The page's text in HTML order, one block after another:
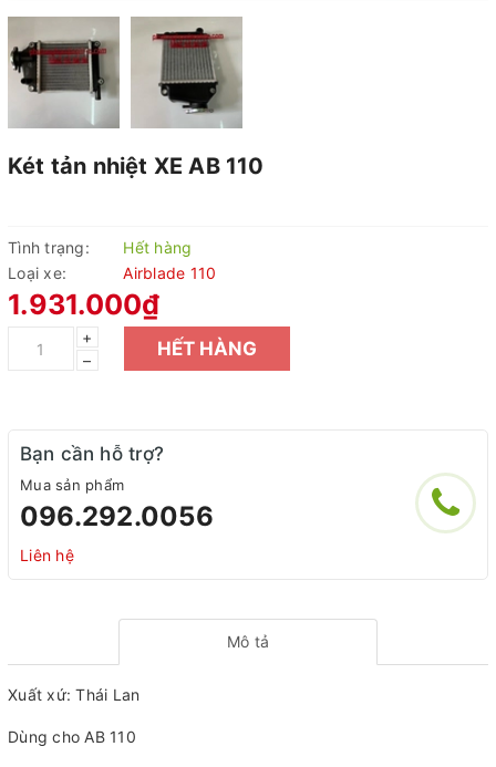
Két tản nhiệt XE AB 110
Tình trạng:
Hết hàng
Loại xe:
Airblade 110
1.931.000₫
+
–
HẾT HÀNG
Bạn cần hỗ trợ?
Mua sản phẩm
096.292.0056
Liên hệ
Mô tả
Xuất xứ: Thái Lan
Dùng cho AB 110